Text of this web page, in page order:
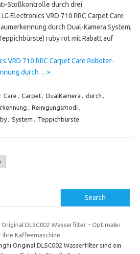
Stoßkontrolle durch drei
Electronics VRD 710 RRC Carpet Care
durch Dual-Kamera System,
ruby rot mit Rabatt auf
VRD 710 RRC Carpet Care Roboter-
durch… »
Care , Carpet, DualKamera , durch ,
, Reinigungsmodi ,
, System , Teppichbürste
Search
Original DLSC002 Wasserfilter – Optimaler
Ihre Kaffeemaschine
Original DLSC002 Wasserfilter sind ein